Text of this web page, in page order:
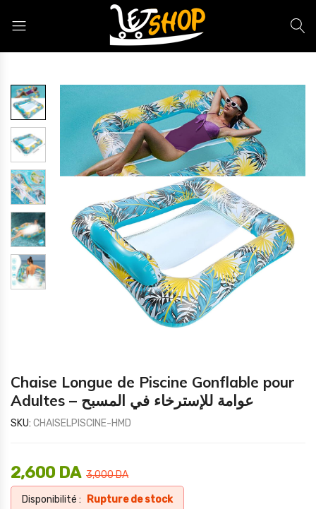
Chaise Longue de Piscine Gonflable pour
Adultes – عوامة للإسترخاء في المسبح
SKU: CHAISELPISCINE-HMD
3,000DA
2,600 DA
Disponibilité : Rupture de stock